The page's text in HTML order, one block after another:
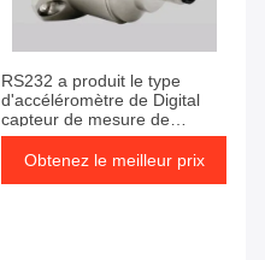
RS232 a produit le type
d'accéléromètre de Digital
capteur de mesure de
vibration pour le rouleau de
routeObtenez le meilleur prix